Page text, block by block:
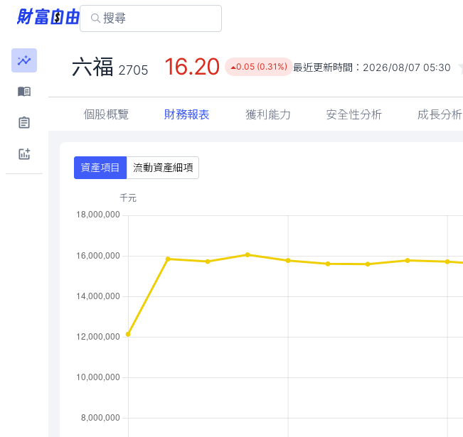
六福 2705 16.20 0.05 (0.31%) 最近更新時間： 2026/08/07 05:30
個股概覽 財務報表 獲利能力 安全性分析 成長分析
資產項目 流動資產細項